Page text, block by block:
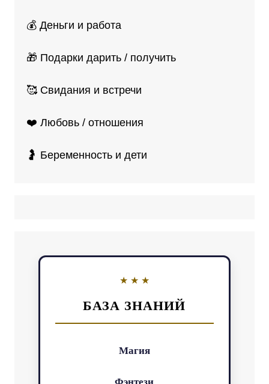
💰 Деньги и работа
🎁 Подарки дарить / получить
🥰 Свидания и встречи
❤️ Любовь / отношения
🤰 Беременность и дети
БАЗА ЗНАНИЙ
Магия